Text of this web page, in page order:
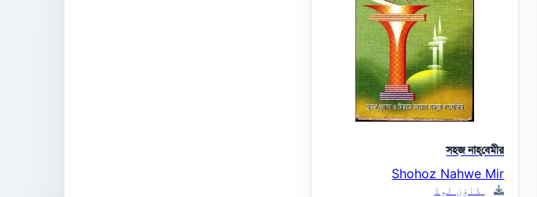
সহজ নাহ্‌বেমীর
Shohoz Nahwe Mir
ڈاؤن لوڈ